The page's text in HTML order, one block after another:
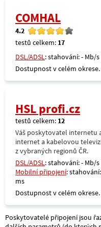
COMHAL
4.2
testů celkem: 17
DSL/ADSL: stahování: - Mb/
Dostupnost v celém okrese.
HSL profi.cz
testů celkem: 12
Váš poskytovatel internetu
internet a kabelovou
z vybraných regionů ČR.
DSL/ADSL: stahování: - Mb/
Mobilní připojení:
ms
Dostupnost v celém okrese.
Poskytovatelé připojení jsou